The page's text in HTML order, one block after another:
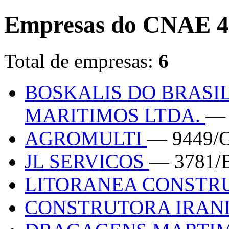
Empresas do CNAE
Total de empresas: 6
BOSKALIS DO
MARITIMOS LTDA.—
AGROMULTI— 9449/
JL SERVICOS— 3781/
LITORANEA
CONSTRUTORA